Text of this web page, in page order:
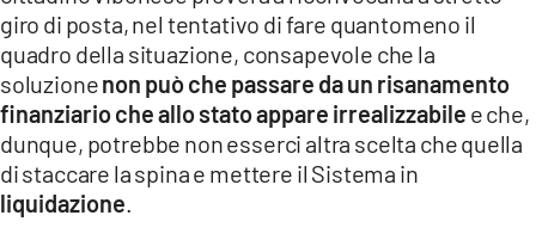
giro di posta, nel tentativo di fare quantomeno il
quadro della situazione, consapevole che la
soluzionenon può che passare da un risanamento
finanziario che allo stato appare irrealizzabile e che,
dunque, potrebbe non esserci altra scelta che quella
di staccare la spina e mettere il Sistema in
liquidazione